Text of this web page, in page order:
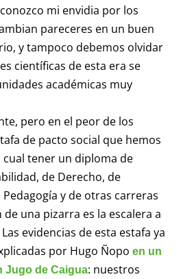
mi envidia por los
pareceres en un buen
y tampoco debemos olvidar
científicas de esta era se
académicas muy
pero en el peor de los
de pacto social que hemos
tener un diploma de
de Derecho, de
y de otras carreras
una pizarra es la escalera a
evidencias de esta estafa ya
por Hugo Ñopo en un
Jugo de Caigua: nuestros